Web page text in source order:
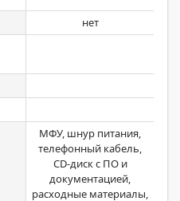
нет
МФУ, шнур питания,
телефонный кабель,
CD-диск с ПО и
документацией,
расходные материалы,